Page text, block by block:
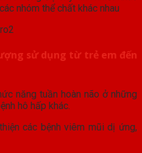
nhóm thể chất khác nhau
sử dụng từ trẻ em đến
năng tuần hoàn não ở những
hô hấp khác.
các bệnh viêm mũi dị ứng,